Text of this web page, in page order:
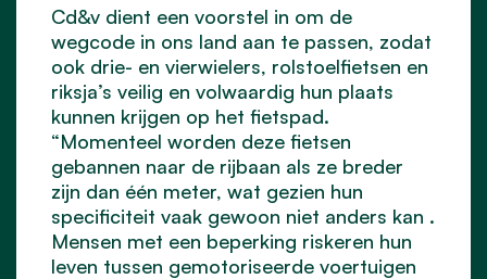
Cd&v dient een voorstel in om de
wegcode in ons land aan te passen, zodat
ook drie- en vierwielers, rolstoelfietsen en
riksja’s veilig en volwaardig hun plaats
kunnen krijgen op het fietspad.
“Momenteel worden deze fietsen
gebannen naar de rijbaan als ze breder
zijn dan één meter, wat gezien hun
specificiteit vaak gewoon niet anders kan .
Mensen met een beperking riskeren hun
leven tussen gemotoriseerde voertuigen